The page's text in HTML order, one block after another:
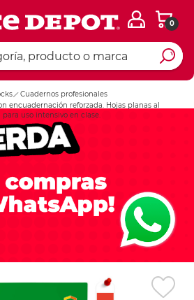
0
Cuadernos profesionales
encuadernación reforzada. Hojas planas al
uso intensivo en clase.
Ingresar Codigo